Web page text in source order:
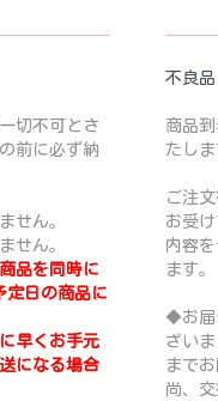
切不可とさ
前に必ず納
せん。
せん。
品を同時に
定日の商品に
早くお手元
になる場合
不良品
商品
たしま
ご注
お受
内容
ます。
◆お届
ざい
まで
尚、